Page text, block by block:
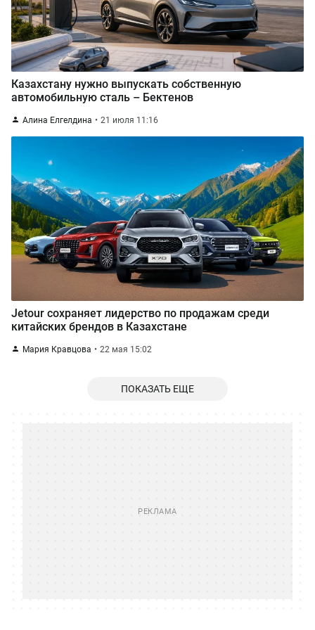
Казахстану нужно выпускать собственную
автомобильную сталь – Бектенов
Алина Елгелдина 21 июля 11:16
Jetour сохраняет лидерство по продажам среди
китайских брендов в Казахстане
Мария Кравцова 22 мая 15:02
ПОКАЗАТЬ ЕЩЕ